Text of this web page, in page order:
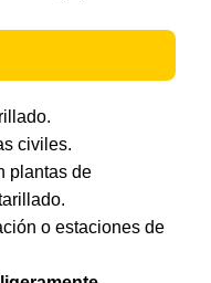
civiles.
plantas de
o estaciones de